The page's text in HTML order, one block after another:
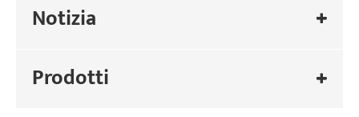
Notizia
Prodotti